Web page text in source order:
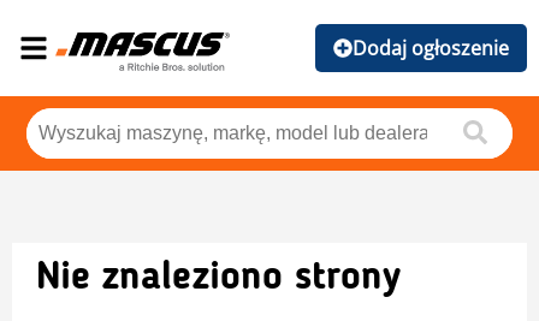
Dodaj ogłoszenie
Nie znaleziono strony